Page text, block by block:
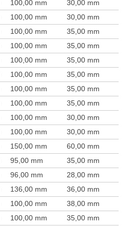
100,00 mm 30,00 mm
100,00 mm 30,00 mm
100,00 mm 35,00 mm
100,00 mm 35,00 mm
100,00 mm 35,00 mm
100,00 mm 35,00 mm
100,00 mm 35,00 mm
100,00 mm 35,00 mm
100,00 mm 30,00 mm
100,00 mm 30,00 mm
150,00 mm 60,00 mm
95,00 mm 35,00 mm
96,00 mm 28,00 mm
136,00 mm 36,00 mm
100,00 mm 38,00 mm
100,00 mm 35,00 mm